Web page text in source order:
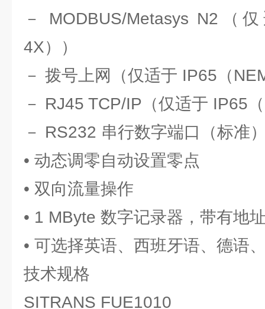
－ MODBUS/Metasys N2（
4X））
－ 拨号上网（仅适于 IP65（
－ RJ45 TCP/IP（仅适于 IP65
－ RS232 串行数字端口（标准
• 动态调零自动设置零点
• 双向流量操作
• 1 MByte 数字记录器，带有地
• 可选择英语、西班牙语、德语
技术规格
SITRANS FUE1010